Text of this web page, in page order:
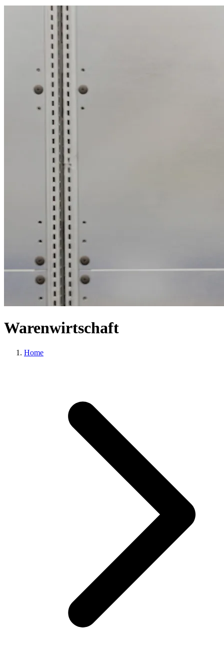
Warenwirtschaft
Home